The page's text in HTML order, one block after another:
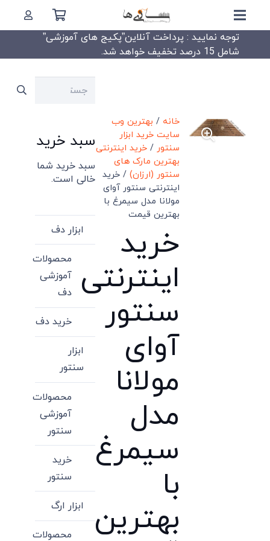
توجه نمایید : پرداخت آنلاین”پکیج های آموزشی”
شامل 15 درصد تخفیف خواهد شد.
خانه / بهترین وب
سایت خرید ابزار
سنتور /خرید اینترنتی
بهترین مارک های
سنتور (ارزان) / خرید
اینترنتی سنتور آوای
مولانا مدل سیمرغ با
بهترین قیمت
خرید
اینترنتی
سنتور
آوای
مولانا
مدل
سیمرغ
با
بهترین
جستجو
سبد خرید
سبد خرید شما
خالی است.
ابزار دف
محصولات
آموزشی
دف
خرید دف
ابزار
سنتور
محصولات
آموزشی
سنتور
خرید
سنتور
ابزار ارگ
محصولات